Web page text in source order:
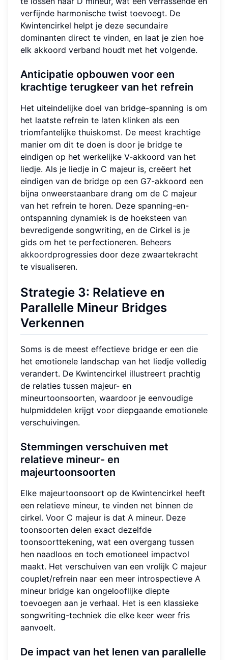
verfijnde harmonische twist toevoegt. De
Kwintencirkel helpt je deze secundaire
dominanten direct te vinden, en laat je zien hoe
elk akkoord verband houdt met het volgende.
Anticipatie opbouwen voor een
krachtige terugkeer van het refrein
Het uiteindelijke doel van bridge-spanning is om
het laatste refrein te laten klinken als een
triomfantelijke thuiskomst. De meest krachtige
manier om dit te doen is door je bridge te
eindigen op het werkelijke V-akkoord van het
liedje. Als je liedje in C majeur is, creëert het
eindigen van de bridge op een G7-akkoord een
bijna onweerstaanbare drang om de C majeur
van het refrein te horen. Deze spanning-en-
ontspanning dynamiek is de hoeksteen van
bevredigende songwriting, en de Cirkel is je
gids om het te perfectioneren. Beheers
akkoordprogressies door deze zwaartekracht
te visualiseren.
Strategie 3: Relatieve en
Parallelle Mineur Bridges
Verkennen
Soms is de meest effectieve bridge er een die
het emotionele landschap van het liedje volledig
verandert. De Kwintencirkel illustreert prachtig
de relaties tussen majeur- en
mineurtoonsoorten, waardoor je eenvoudige
hulpmiddelen krijgt voor diepgaande emotionele
verschuivingen.
Stemmingen verschuiven met
relatieve mineur- en
majeurtoonsoorten
Elke majeurtoonsoort op de Kwintencirkel heeft
een relatieve mineur, te vinden net binnen de
cirkel. Voor C majeur is dat A mineur. Deze
toonsoorten delen exact dezelfde
toonsoorttekening, wat een overgang tussen
hen naadloos en toch emotioneel impactvol
maakt. Het verschuiven van een vrolijk C majeur
couplet/refrein naar een meer introspectieve A
mineur bridge kan ongelooflijke diepte
toevoegen aan je verhaal. Het is een klassieke
songwriting-techniek die elke keer weer fris
aanvoelt.
De impact van het lenen van parallelle